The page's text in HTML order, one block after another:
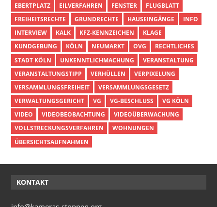
EBERTPLATZ
EILVERFAHREN FENSTER
FLUGBLATT
FREIHEITSRECHTE
GRUNDRECHTE HAUSEINGÄNGE
INFO
INTERVIEW
KALK KFZ-KENNZEICHEN
KLAGE
KUNDGEBUNG
KÖLN NEUMARKT OVG
RECHTLICHES
STADT KÖLN
UNKENNTLICHMACHUNG
VERANSTALTUNG
VERANSTALTUNGSTIPP
VERHÜLLEN
VERPIXELUNG
VERSAMMLUNGSFREIHEIT
VERSAMMLUNGSGESETZ
VERWALTUNGSGERICHT
VG VG-BESCHLUSS
VG KÖLN
VIDEO
VIDEOBEOBACHTUNG
VIDEOÜBERWACHUNG
VOLLSTRECKUNGSVERFAHREN
WOHNUNGEN
ÜBERSICHTSAUFNAHMEN
KONTAKT